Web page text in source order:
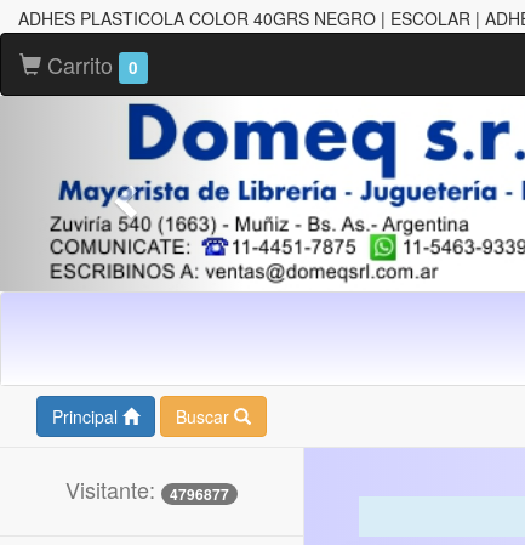
ADHES PLASTICOLA COLOR 40GRS NEGRO | ESCOLAR |
Carrito 0
Principal Buscar
Visitante: 4796877